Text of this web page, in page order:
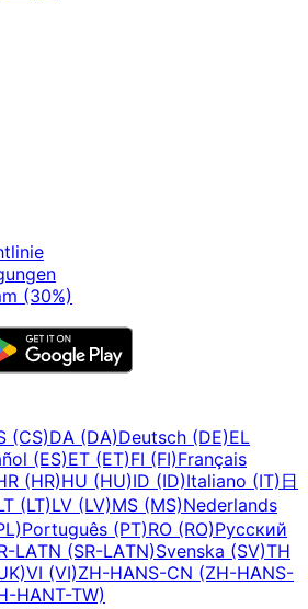
(30%)
(CS)DA (DA)Deutsch (DE)EL
(ES)ET (ET)FI (FI)Français
(HR)HU (HU)ID (ID)Italiano (IT) 日
(LT)LV (LV)MS (MS)Nederlands
Português (PT)RO (RO)Русский
LATN (SR-LATN)Svenska (SV)TH
VI (VI)ZH-HANS-CN (ZH-HANS-
HANT-TW)